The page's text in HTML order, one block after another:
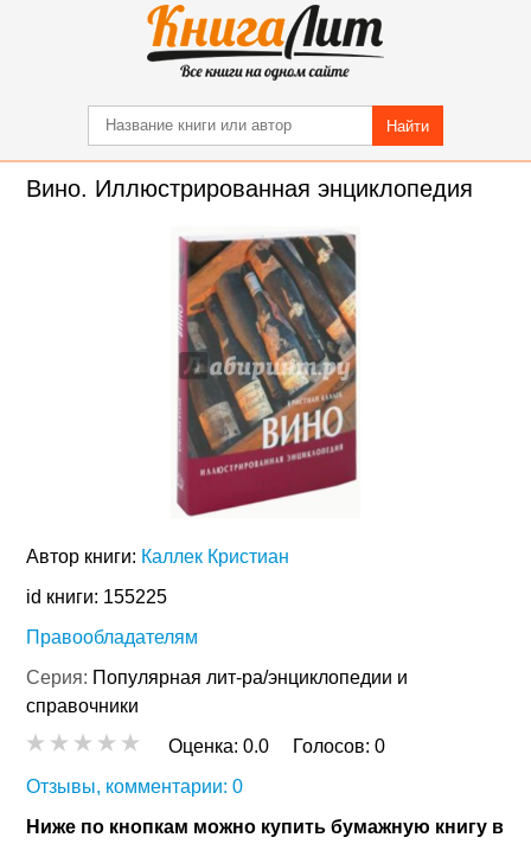
Найти
Вино. Иллюстрированная энциклопедия
Автор книги: Каллек Кристиан
id книги: 155225
Правообладателям
Серия: Популярная лит-ра/энциклопедии и
справочники
Оценка:0.0 Голосов:0
Отзывы, комментарии: 0
Ниже по кнопкам можно купить бумажную книгу в